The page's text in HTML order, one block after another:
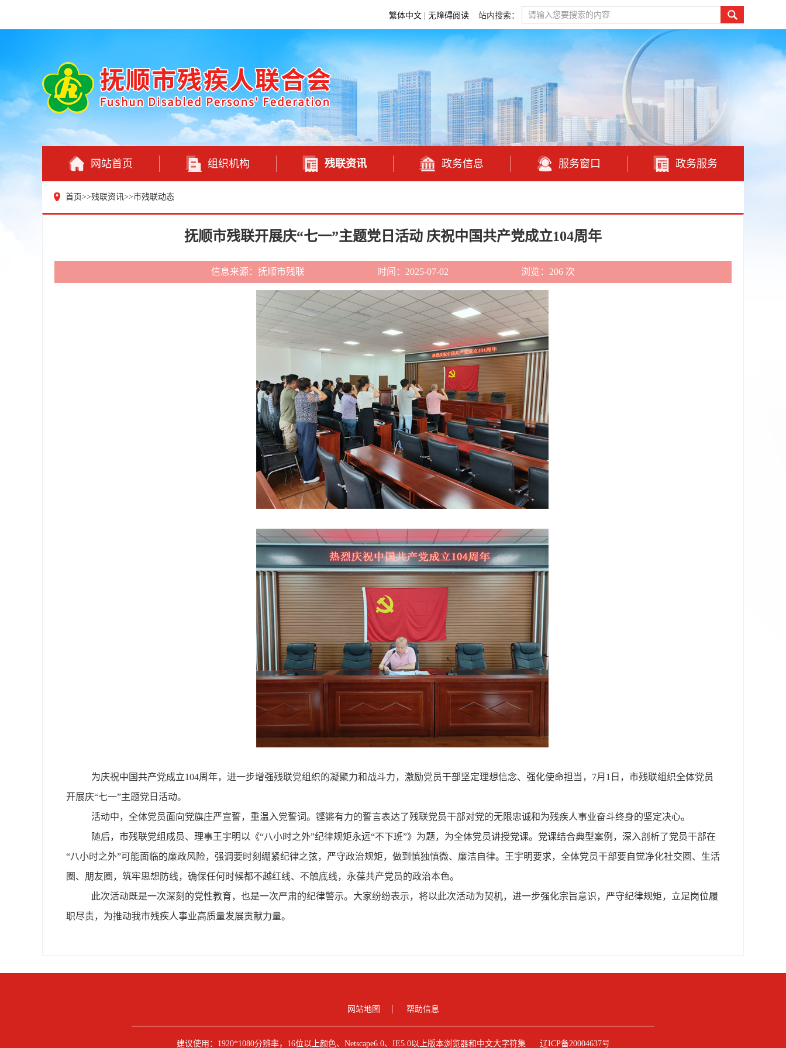
繁体中文 无障碍阅读 站内搜索： 请输入您要搜索的内容
网站首页 组织机构 残联资讯 政务信息 服务窗口 政务服务
首页>>残联资讯>>市残联动态
抚顺市残联开展庆“七一”主题党日活动 庆祝中国共产党成立104周年
信息来源：抚顺市残联 时间：2025-07-02 浏览： 206 次
为庆祝中国共产党成立104周年，进一步增强残联党组织的凝聚力和战斗力，激励党员干部坚定理想信念、强化使命担当， 7月1日，市残联组织全体党员
开展庆“七一”主题党日活动。
活动中，全体党员面向党旗庄严宣誓，重温入党誓词。铿锵有力的誓言表达了残联党员干部对党的无限忠诚和为残疾人事业奋斗终身的坚定决心。
随后，市残联党组成员、理事王宇明以《“八小时之外”纪律规矩永远“不下班”》为题，为全体党员讲授党课。党课结合典型案例，深入剖析了党员干部在
“八小时之外”可能面临的廉政风险，强调要时刻绷紧纪律之弦，严守政治规矩，做到慎独慎微、廉洁自律。王宇明要求，全体党员干部要自觉净化社交圈、生活
圈、朋友圈，筑牢思想防线，确保任何时候都不越红线、不触底线，永葆共产党员的政治本色。
此次活动既是一次深刻的党性教育，也是一次严肃的纪律警示。大家纷纷表示，将以此次活动为契机，进一步强化宗旨意识，严守纪律规矩，立足岗位履
职尽责，为推动我市残疾人事业高质量发展贡献力量。
网站地图 帮助信息
建议使用：1920*1080分辨率，16位以上颜色、Netscape6.0、IE5.0以上版本浏览器和中文大字符集 辽ICP备20004637号